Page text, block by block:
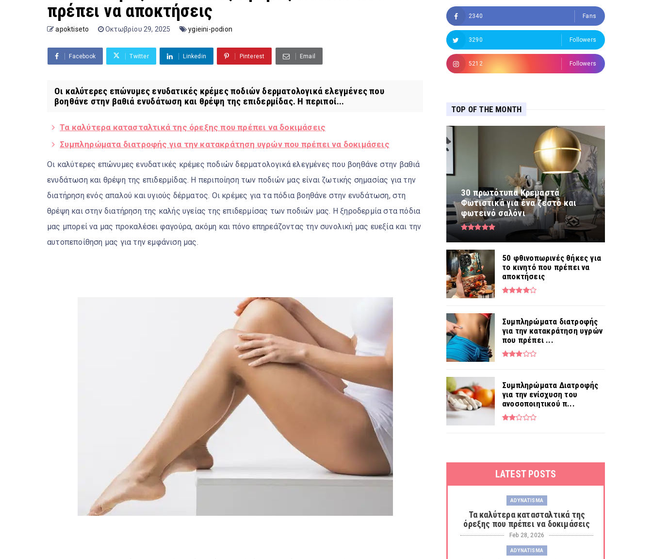
πρέπει να αποκτήσεις
apoktiseto Οκτωβρίου 29, 2025 ygieini-podion
Facebook Twitter Linkedin Pinterest Email
Οι καλύτερες επώνυμες ενυδατικές κρέμες ποδιών δερματολογικά ελεγμένες που
βοηθάνε στην βαθιά ενυδάτωση και θρέψη της επιδερμίδας. Η περιποί...
Τα καλύτερα κατασταλτικά της όρεξης που πρέπει να δοκιμάσεις
Συμπληρώματα διατροφής για την κατακράτηση υγρών που πρέπει να δοκιμάσεις
Οι καλύτερες επώνυμες ενυδατικές κρέμες ποδιών δερματολογικά ελεγμένες που βοηθάνε στην βαθιά
ενυδάτωση και θρέψη της επιδερμίδας. Η περιποίηση των ποδιών μας είναι ζωτικής σημασίας για την
διατήρηση ενός απαλού και υγιούς δέρματος. Οι κρέμες για τα πόδια βοηθάνε στην ενυδάτωση, στη
θρέψη και στην διατήρηση της καλής υγείας της επιδερμίσας των ποδιών μας. Η ξηροδερμία στα πόδια
μας μπορεί να μας προκαλέσει φαγούρα, ακόμη και πόνο επηρεάζοντας την συνολική μας ευεξία και την
αυτοπεποίθηση μας για την εμφάνιση μας.
2340 Fans
3290 Followers
5212 Followers
TOP OF THE MONTH
30 πρωτότυπα Κρεμαστά
Φωτιστικά για ένα ζεστό και
φωτεινό σαλόνι
50 φθινοπωρινές θήκες για
το κινητό που πρέπει να
αποκτήσεις
Συμπληρώματα διατροφής
για την κατακράτηση υγρών
που πρέπει ...
Συμπληρώματα Διατροφής
για την ενίσχυση του
ανοσοποιητικού π...
LATEST POSTS
ADYNATISMA
Τα καλύτερα κατασταλτικά της
όρεξης που πρέπει να δοκιμάσεις
Feb 28, 2026
ADYNATISMA